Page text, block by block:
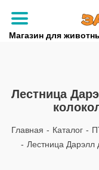
Магазин для
Лестница
Главная - Каталог -
- Лестница Дарэлл